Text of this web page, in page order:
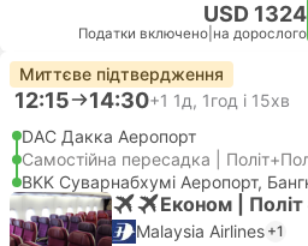
USD 1324
Податки включено на дорослого
Миттєве підтвердження
12:15 14:30+1 1д, 1год і 15хв
DAC Дакка Аеропорт
Самостійна пересадка |
BKK Суварнабхумі Аеропорт,
Економ |
Malaysia Airlines +1